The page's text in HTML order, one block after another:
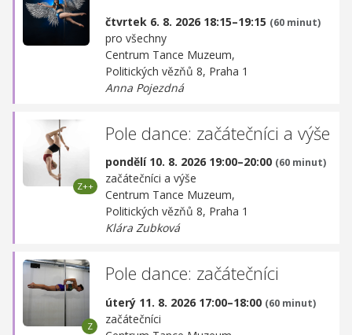
čtvrtek 6. 8. 2026 18:15–19:15 (60 minut)
pro všechny
Centrum Tance Muzeum,
Politických vězňů 8, Praha 1
Anna Pojezdná
Pole dance: začátečníci a výše
pondělí 10. 8. 2026 19:00–20:00 (60 minut)
začátečníci a výše
Centrum Tance Muzeum,
Politických vězňů 8, Praha 1
Klára Zubková
Pole dance: začátečníci
úterý 11. 8. 2026 17:00–18:00 (60 minut)
začátečníci